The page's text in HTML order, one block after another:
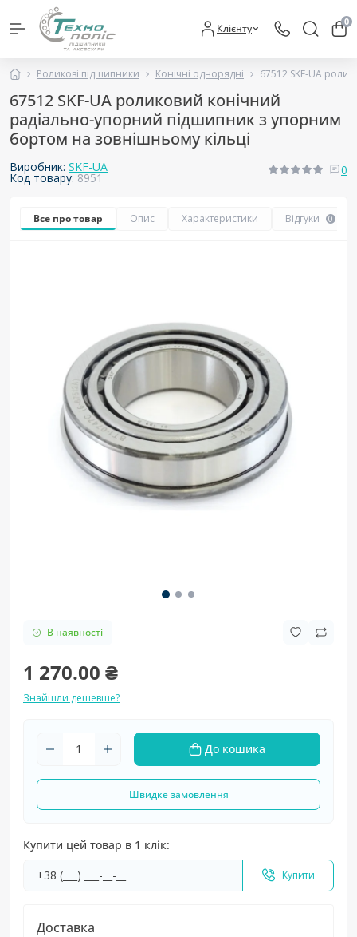
Клієнту 0
Роликові підшипники Конічні однорядні 67512 SKF-UA
67512 SKF-UA роликовий конічний
радіально-упорний підшипник з упорним
бортом на зовнішньому кільці
Виробник: SKF-UA
Код товару:8951
0
Все про товар Опис Характеристики Відгуки 0
В наявності
1 270.00 ₴
Знайшли дешевше?
До кошика
Швидке замовлення
Купити цей товар в 1 клік:
Купити
Доставка